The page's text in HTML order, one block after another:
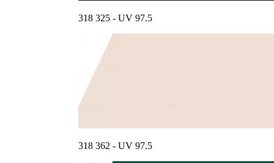
318 325 - UV 97.5
318 362 - UV 97.5